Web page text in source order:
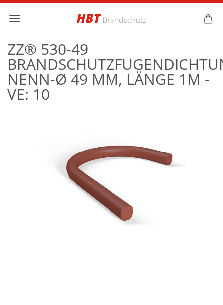
ZZ® 530-49
NENN-Ø 49 MM, LÄNGE 1M -
VE: 10